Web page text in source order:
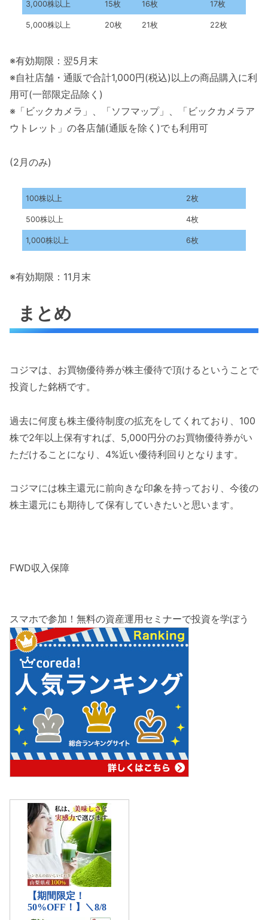
3,000株以上 15枚 16枚 17枚
5,000株以上 20枚 21枚 22枚
※有効期限：翌5月末
※自社店舗・通販で合計1,000円(税込)以上の商品購入に利
用可(一部限定品除く)
※「ビックカメラ」、「ソフマップ」、「ビックカメラア
ウトレット」の各店舗(通販を除く)でも利用可
(2月のみ)
100株以上 2枚
500株以上 4枚
1,000株以上 6枚
※有効期限：11月末
まとめ
コジマは、お買物優待券が株主優待で頂けるということで
投資した銘柄です。
過去に何度も株主優待制度の拡充をしてくれており、100
株で2年以上保有すれば、5,000円分のお買物優待券がい
ただけることになり、4%近い優待利回りとなります。
コジマには株主還元に前向きな印象を持っており、今後の
株主還元にも期待して保有していきたいと思います。
FWD収入保障
スマホで参加！無料の資産運用セミナーで投資を学ぼう